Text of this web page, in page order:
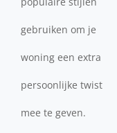
gebruiken om je
woning een extra
persoonlijke twist
mee te geven.